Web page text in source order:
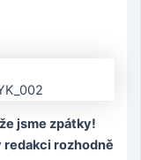
jsme zpátky!
redakci rozhodně